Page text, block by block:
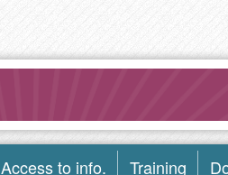
Access to info. Training